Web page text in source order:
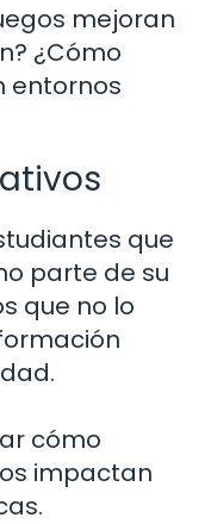
mejoran
¿Cómo
entornos
que
parte de su
que no lo
cómo
impactan